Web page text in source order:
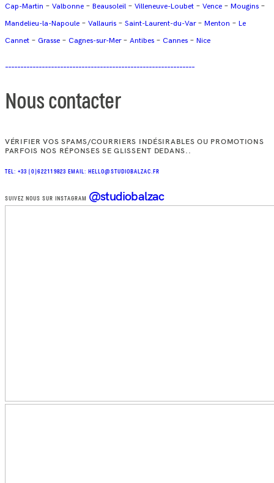
Cap-Martin – Valbonne – Beausoleil – Villeneuve-Loubet – Vence – Mougins –
Mandelieu-la-Napoule – Vallauris – Saint-Laurent-du-Var– Menton – Le
Cannet – Grasse – Cagnes-sur-Mer– Antibes – Cannes – Nice
Nous contacter
VÉRIFIER VOS SPAMS/COURRIERS INDÉSIRABLES OU PROMOTIONS
PARFOIS NOS RÉPONSES SE GLISSENT DEDANS..
TEL: +33 (0)622119823 EMAIL: HELLO@STUDIOBALZAC.FR
SUIVEZ NOUS SUR INSTAGRAM @studiobalzac